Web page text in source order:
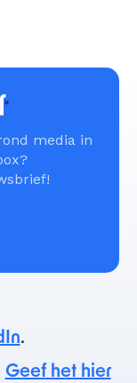
media in
.
Geef het hier